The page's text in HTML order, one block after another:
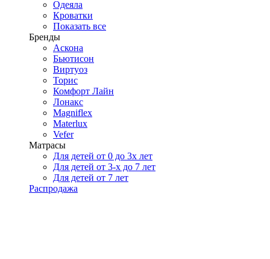
Одеяла
Кроватки
Показать все
Бренды
Аскона
Бьютисон
Виртуоз
Торис
Комфорт Лайн
Лонакс
Magniflex
Materlux
Vefer
Матрасы
Для детей от 0 до 3х лет
Для детей от 3-х до 7 лет
Для детей от 7 лет
Распродажа